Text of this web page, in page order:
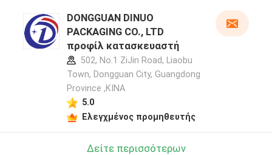
DONGGUAN DINUO
PACKAGING CO., LTD
προφίλ κατασκευαστή
502, No.1 ZiJin Road, Liaobu
Town, Dongguan City, Guangdong
Province ,ΚΙΝΑ
5.0
Ελεγχμένος προμηθευτής
Δείτε περισσότερων